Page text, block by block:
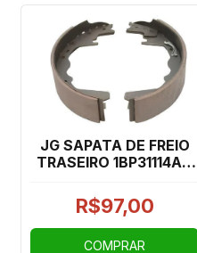
JG SAPATA DE FREIO
TRASEIRO 1BP31114AA
R$97,00
COMPRAR